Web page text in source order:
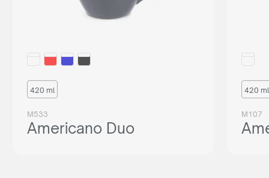
420 ml
M533
Americano Duo
420 ml
M107